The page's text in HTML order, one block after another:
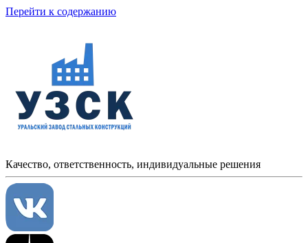
Перейти к содержанию
Качество, ответственность, индивидуальные решения